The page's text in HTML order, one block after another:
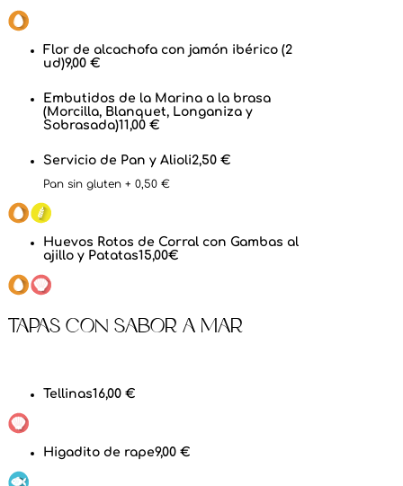
Flor de alcachofa con jamón ibérico (2
ud)9,00 €
Embutidos de la Marina a la brasa
(Morcilla, Blanquet, Longaniza y
Sobrasada)11,00 €
Servicio de Pan y Alioli2,50 €
Pan sin gluten + 0,50 €
Huevos Rotos de Corral con Gambas al
ajillo y Patatas15,00€
Tapas con Sabor a Mar
Tellinas16,00 €
Higadito de rape9,00 €